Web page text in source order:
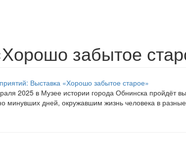
забытое
2025 в Музее истории города Обнинска пройдёт
минувших дней, окружавшим жизнь человека в